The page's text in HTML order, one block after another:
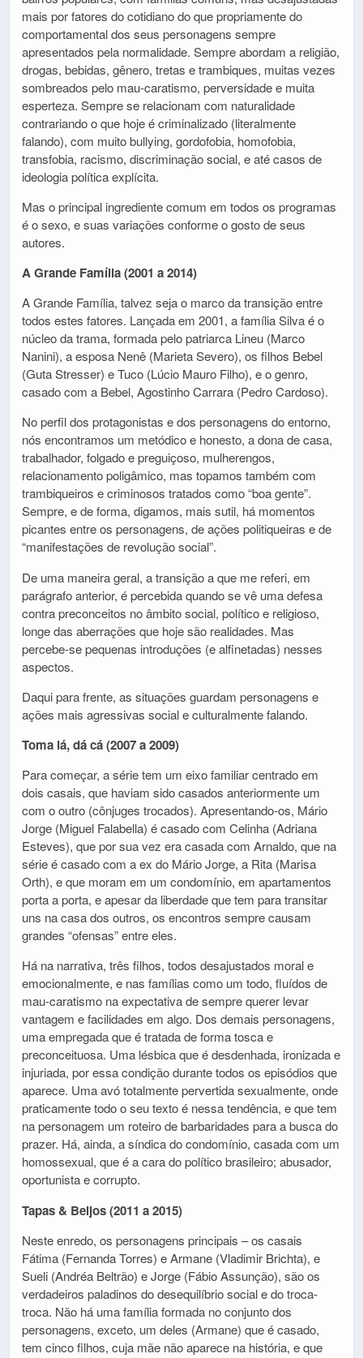
mais por fatores do cotidiano do que propriamente do
comportamental dos seus personagens sempre
apresentados pela normalidade. Sempre abordam a religião,
drogas, bebidas, gênero, tretas e trambiques, muitas vezes
sombreados pelo mau-caratismo, perversidade e muita
esperteza. Sempre se relacionam com naturalidade
contrariando o que hoje é criminalizado (literalmente
falando), com muito bullying, gordofobia, homofobia,
transfobia, racismo, discriminação social, e até casos de
ideologia política explícita.
Mas o principal ingrediente comum em todos os programas
é o sexo, e suas variações conforme o gosto de seus
autores.
A Grande Família (2001 a 2014)
A Grande Família, talvez seja o marco da transição entre
todos estes fatores. Lançada em 2001, a família Silva é o
núcleo da trama, formada pelo patriarca Lineu (Marco
Nanini), a esposa Nenê (Marieta Severo), os filhos Bebel
(Guta Stresser) e Tuco (Lúcio Mauro Filho), e o genro,
casado com a Bebel, Agostinho Carrara (Pedro Cardoso).
No perfil dos protagonistas e dos personagens do entorno,
nós encontramos um metódico e honesto, a dona de casa,
trabalhador, folgado e preguiçoso, mulherengos,
relacionamento poligâmico, mas topamos também com
trambiqueiros e criminosos tratados como “boa gente”.
Sempre, e de forma, digamos, mais sutil, há momentos
picantes entre os personagens, de ações politiqueiras e de
“manifestações de revolução social”.
De uma maneira geral, a transição a que me referi, em
parágrafo anterior, é percebida quando se vê uma defesa
contra preconceitos no âmbito social, político e religioso,
longe das aberrações que hoje são realidades. Mas
percebe-se pequenas introduções (e alfinetadas) nesses
aspectos.
Daqui para frente, as situações guardam personagens e
ações mais agressivas social e culturalmente falando.
Toma lá, dá cá (2007 a 2009)
Para começar, a série tem um eixo familiar centrado em
dois casais, que haviam sido casados anteriormente um
com o outro (cônjuges trocados). Apresentando-os, Mário
Jorge (Miguel Falabella) é casado com Celinha (Adriana
Esteves), que por sua vez era casada com Arnaldo, que na
série é casado com a ex do Mário Jorge, a Rita (Marisa
Orth), e que moram em um condomínio, em apartamentos
porta a porta, e apesar da liberdade que tem para transitar
uns na casa dos outros, os encontros sempre causam
grandes “ofensas” entre eles.
Há na narrativa, três filhos, todos desajustados moral e
emocionalmente, e nas famílias como um todo, fluídos de
mau-caratismo na expectativa de sempre querer levar
vantagem e facilidades em algo. Dos demais personagens,
uma empregada que é tratada de forma tosca e
preconceituosa. Uma lésbica que é desdenhada, ironizada e
injuriada, por essa condição durante todos os episódios que
aparece. Uma avó totalmente pervertida sexualmente, onde
praticamente todo o seu texto é nessa tendência, e que tem
na personagem um roteiro de barbaridades para a busca do
prazer. Há, ainda, a síndica do condomínio, casada com um
homossexual, que é a cara do político brasileiro; abusador,
oportunista e corrupto.
Tapas & Beijos (2011 a 2015)
Neste enredo, os personagens principais – os casais
Fátima (Fernanda Torres) e Armane (Vladimir Brichta), e
Sueli (Andréa Beltrão) e Jorge (Fábio Assunção), são os
verdadeiros paladinos do desequilíbrio social e do troca-
troca. Não há uma família formada no conjunto dos
personagens, exceto, um deles (Armane) que é casado,
tem cinco filhos, cuja mãe não aparece na história, e que